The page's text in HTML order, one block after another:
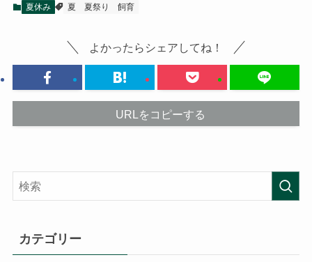
夏休み 夏 夏祭り 飼育
よかったらシェアしてね！
URLをコピーする
カテゴリー